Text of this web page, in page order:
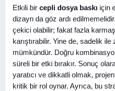
Etkili bir cepli dosya baskı için
dizayn da göz ardı
çekici olabilir; fakat fazla
karıştırabilir. Yine de, sadelik
mümkündür. Doğru
süreli bir etki bırakır. Sonuç
yaratıcı ve dikkatli olmak,
kritik bir rol oynar. Ayrıca, bu